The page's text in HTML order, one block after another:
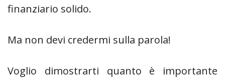
finanziario solido.
Ma non devi credermi sulla parola!
Voglio dimostrarti quanto è importante